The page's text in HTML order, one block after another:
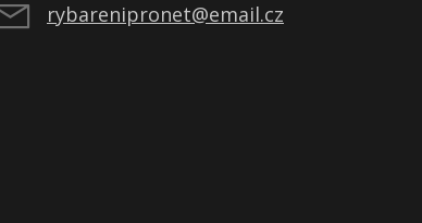
rybarenipronet@email.cz